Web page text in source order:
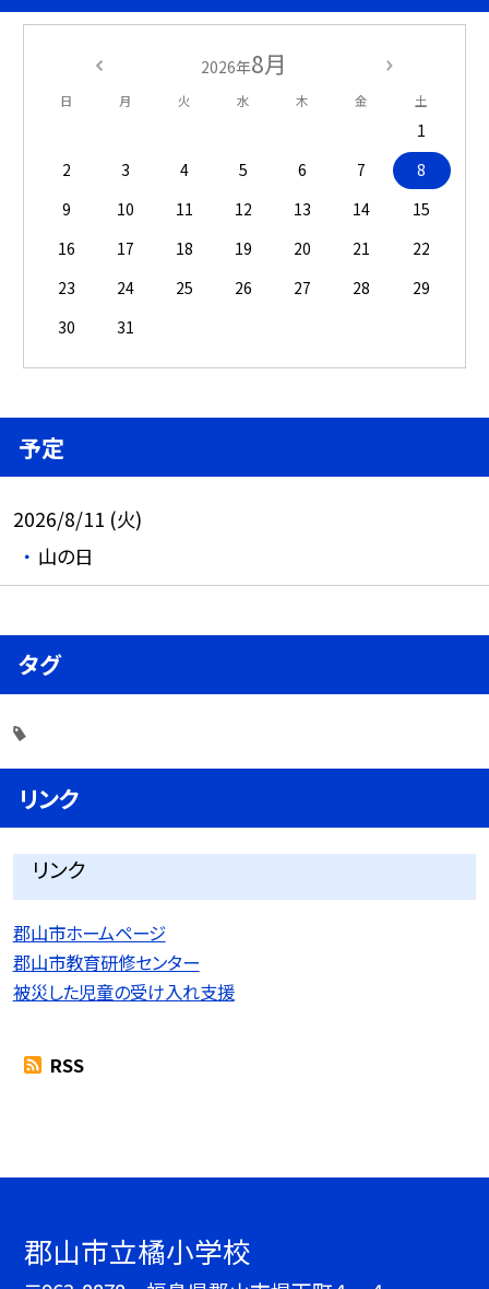
2026年8月
日 月 火 水 木 金 土
1
2
3 4 5 6 7
8
9
10 11 12 13 14
15
16
17 18 19 20 21
22
23
24 25 26 27 28
29
30
31
予定
2026/8/11 (火)
山の日
タグ
リンク
リンク
郡山市ホームページ
郡山市教育研修センター
被災した児童の受け入れ支援
RSS
郡山市立橘小学校